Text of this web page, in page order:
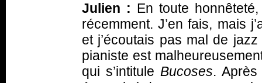
Julien : En toute
récemment. J’en fais, mais
et j’écoutais pas mal de
pianiste est
qui s’intitule Bucoses.